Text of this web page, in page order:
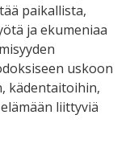
paikallista,
ja ekumeniaa
uskoon
kädentaitoihin,
liittyviä